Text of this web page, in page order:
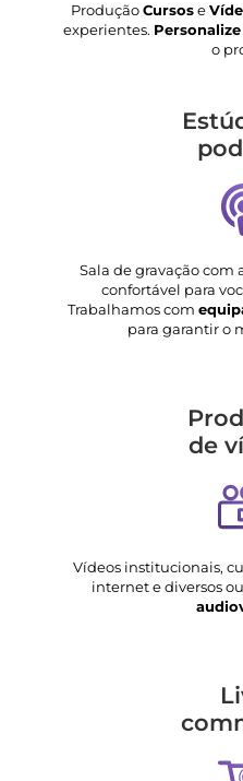
ProduçãoCursose
experientes.
o
Sala de gravação
confortável para
Trabalhamos com
para garantir o
de
Vídeos institucionais,
internet e diversos